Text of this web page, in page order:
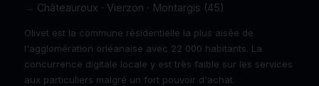
Châteauroux · Vierzon · Montargis (45)
Olivet est la commune résidentielle la plus aisée de
l'agglomération orléanaise avec 22 000 habitants. La
concurrence digitale locale y est très faible sur les services
aux particuliers malgré un fort pouvoir d'achat.